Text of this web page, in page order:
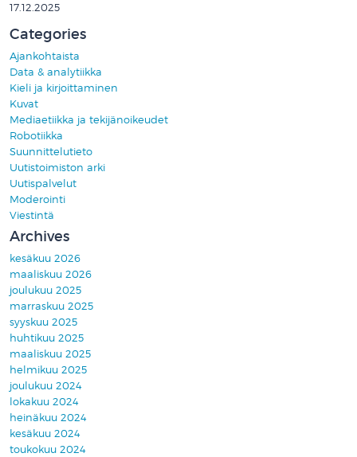
17.12.2025
Categories
Ajankohtaista
Data & analytiikka
Kieli ja kirjoittaminen
Kuvat
Mediaetiikka ja tekijänoikeudet
Robotiikka
Suunnittelutieto
Uutistoimiston arki
Uutispalvelut
Moderointi
Viestintä
Archives
kesäkuu 2026
maaliskuu 2026
joulukuu 2025
marraskuu 2025
syyskuu 2025
huhtikuu 2025
maaliskuu 2025
helmikuu 2025
joulukuu 2024
lokakuu 2024
heinäkuu 2024
kesäkuu 2024
toukokuu 2024